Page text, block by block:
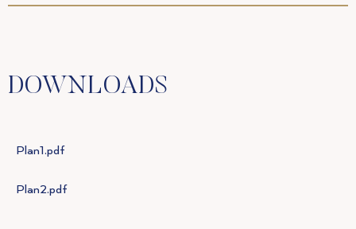
DOWNLOADS
Plan1.pdf
Plan2.pdf